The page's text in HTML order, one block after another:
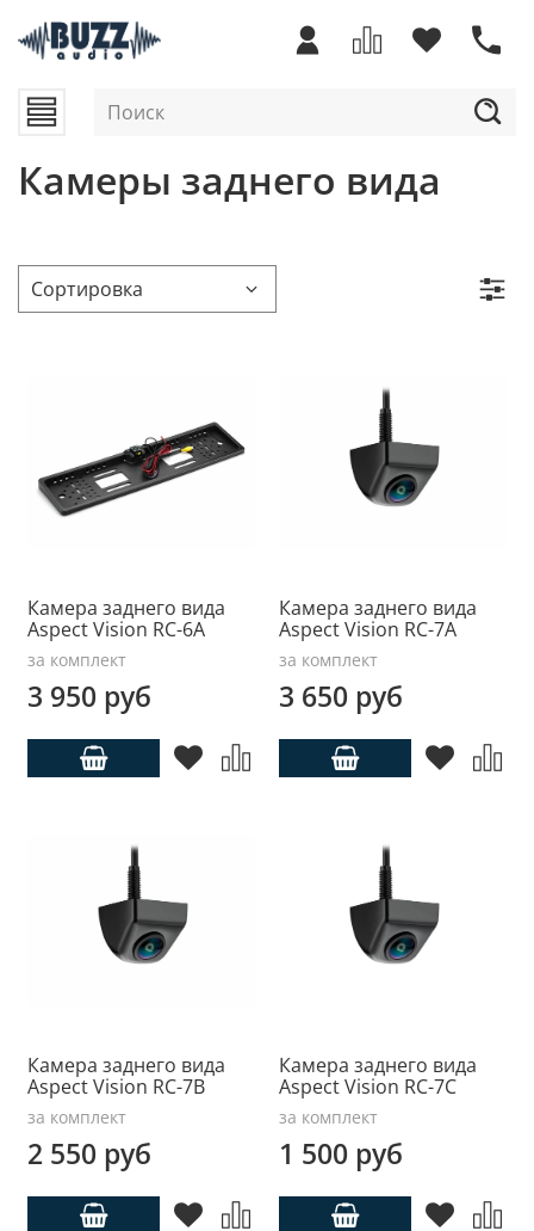
Камеры заднего вида
Камера заднего вида
Aspect Vision RC-6A
за комплект
3 950 руб
Камера заднего вида
Aspect Vision RC-7A
за комплект
3 650 руб
Камера заднего вида
Aspect Vision RC-7B
за комплект
2 550 руб
Камера заднего вида
Aspect Vision RC-7С
за комплект
1 500 руб